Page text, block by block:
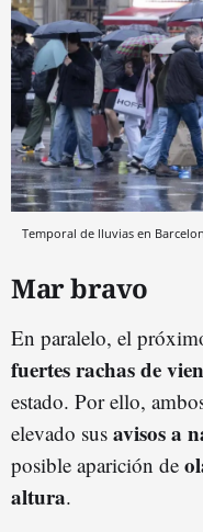
Temporal de lluvias en
Mar bravo
En paralelo, el
fuertes rachas de
estado. Por ello,
elevado sus avisos a
posible aparición de
altura.